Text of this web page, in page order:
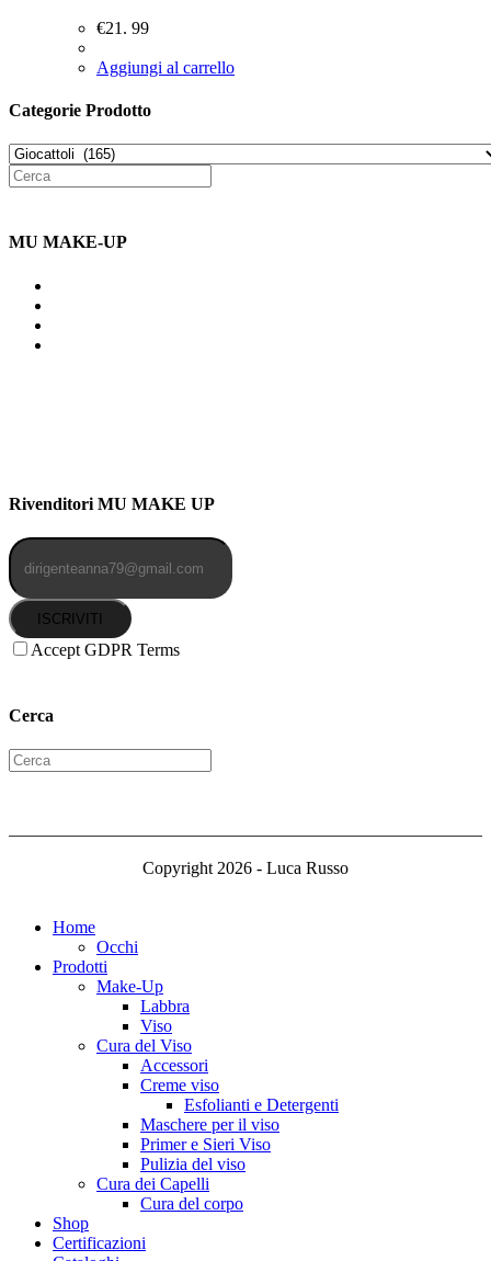
€21. 99
Aggiungi al carrello
Categorie Prodotto
MU MAKE-UP
Rivenditori MU MAKE UP
ISCRIVITI
Accept GDPR Terms
Cerca
Copyright 2026 - Luca Russo
Home
Occhi
Prodotti
Make-Up
Labbra
Viso
Cura del Viso
Accessori
Creme viso
Esfolianti e Detergenti
Maschere per il viso
Primer e Sieri Viso
Pulizia del viso
Cura dei Capelli
Cura del corpo
Shop
Certificazioni